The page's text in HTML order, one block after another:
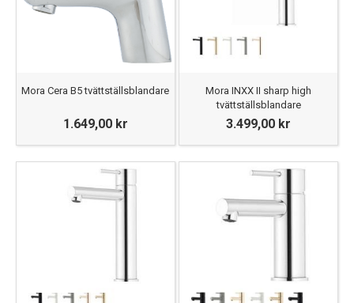
Mora Cera B5 tvättställsblandare
1.649,00 kr
Mora INXX II sharp high
tvättställsblandare
3.499,00 kr